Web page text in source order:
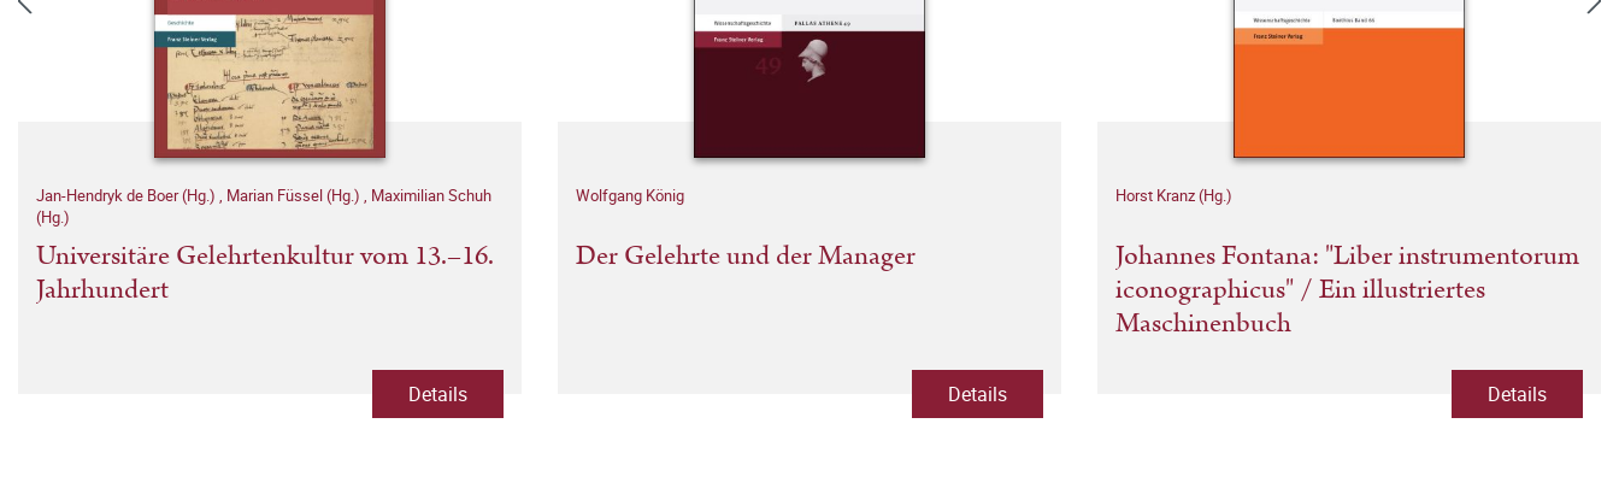
Jan-Hendryk de Boer (Hg.) , Marian Füssel (Hg.) , Maximilian Schuh
(Hg.)
Universitäre Gelehrtenkultur vom 13.–16.
Jahrhundert
Details
Wolfgang König
Der Gelehrte und der Manager
Details
Horst Kranz (Hg.)
Johannes Fontana: "Liber instrumentorum
iconographicus" / Ein illustriertes
Maschinenbuch
Details